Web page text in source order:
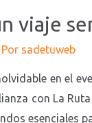
viaje
sadetuweb
en el
con La
esenciales